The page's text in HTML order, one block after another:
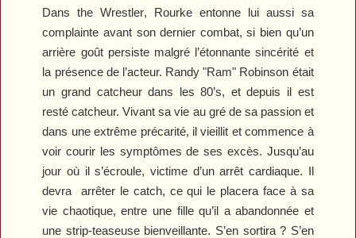
Dans theWrestler, Rourke entonne lui aussi sa
complainte avant son dernier combat, si bien qu’un
arrière goût persiste malgré l’étonnante sincérité et
la présence de l’acteur. Randy "Ram" Robinson était
un grand catcheur dans les 80’s, et depuis il est
resté catcheur. Vivant sa vie au gré de sa passion et
dans une extrême précarité, il vieillit et commence à
voir courir les symptômes de ses excès. Jusqu’au
jour où il s’écroule, victime d’un arrêt cardiaque. Il
devra arrêter le catch, ce qui le placera face à sa
vie chaotique, entre une fille qu’il a abandonnée et
une strip-teaseuse bienveillante. S’en sortira ? S’en